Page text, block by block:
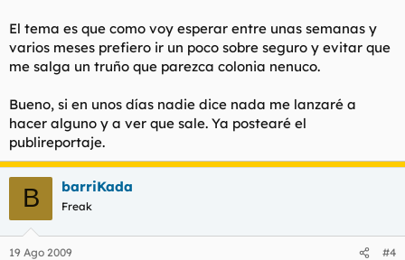
El tema es que como voy esperar entre unas semanas y
varios meses prefiero ir un poco sobre seguro y evitar que
me salga un truño que parezca colonia nenuco.
Bueno, si en unos días nadie dice nada me lanzaré a
hacer alguno y a ver que sale. Ya postearé el
publireportaje.
B barriKada
Freak
19 Ago 2009 #4